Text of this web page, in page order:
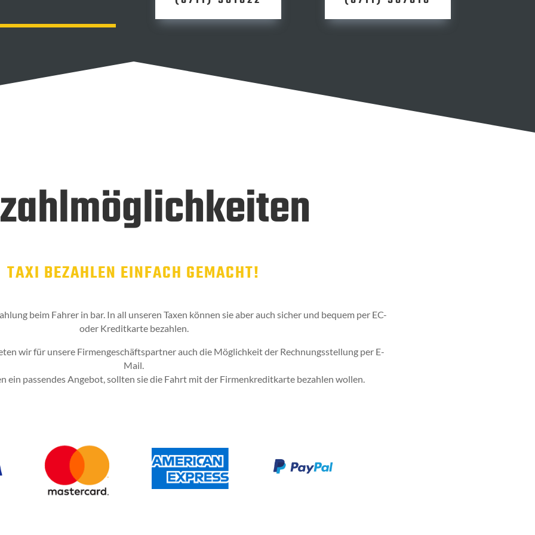
TAXI BEZAHLEN EINFACH GEMACHT!
beim Fahrer in bar. In all unseren Taxen können sie aber auch sicher und bequem per EC-
oder Kreditkarte bezahlen.
wir für unsere Firmengeschäftspartner auch die Möglichkeit der Rechnungsstellung per E-
Mail.
ein passendes Angebot, sollten sie die Fahrt mit der Firmenkreditkarte bezahlen wollen.